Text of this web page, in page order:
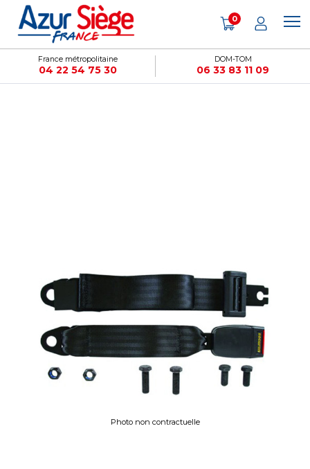
France métropolitaine
04 22 54 75 30
DOM-TOM
06 33 83 11 09
0
Photo non contractuelle
Panneau de gestion des cookies